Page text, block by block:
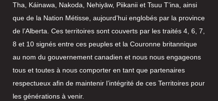
Tha, Káinawa, Nakoda, Nehiyāw, Piikanii et Tsuu T’ina, ainsi
que de la Nation Métisse, aujourd’hui englobés par la province
de l’Alberta. Ces territoires sont couverts par les traités 4, 6, 7,
8 et 10 signés entre ces peuples et la Couronne britannique
au nom du gouvernement canadien et nous nous engageons
tous et toutes à nous comporter en tant que partenaires
respectueux afin de maintenir l’intégrité de ces Territoires pour
les générations à venir.